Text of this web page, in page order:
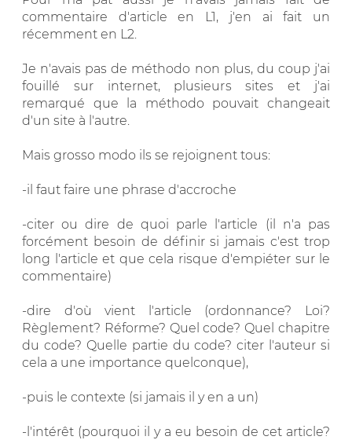
commentaire d'article en L1, j'en ai fait un
récemment en L2.
Je n'avais pas de méthodo non plus, du coup j'ai
fouillé sur internet, plusieurs sites et j'ai
remarqué que la méthodo pouvait changeait
d'un site à l'autre.
Mais grosso modo ils se rejoignent tous:
-il faut faire une phrase d'accroche
-citer ou dire de quoi parle l'article (il n'a pas
forcément besoin de définir si jamais c'est trop
long l'article et que cela risque d'empiéter sur le
commentaire)
-dire d'où vient l'article (ordonnance? Loi?
Règlement? Réforme? Quel code? Quel chapitre
du code? Quelle partie du code? citer l'auteur si
cela a une importance quelconque),
-puis le contexte (si jamais il y en a un)
-l'intérêt (pourquoi il y a eu besoin de cet article?